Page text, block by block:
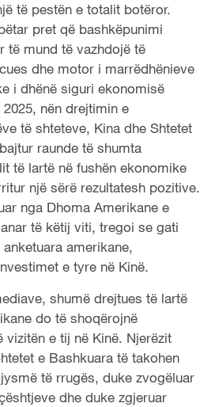
të pestën e totalit botëror.
pret që bashkëpunimi
të mund të vazhdojë të
dhe motor i marrëdhënieve
i dhënë siguri ekonomisë
nën drejtimin e
të shteteve, Kina dhe Shtetet
raunde të shumta
të lartë në fushën ekonomike
një sërë rezultatesh pozitive.
nga Dhoma Amerikane e
të këtij viti, tregoi se gati
amerikane,
e tyre në Kinë.
shumë drejtues të lartë
do të shoqërojnë
vizitën e tij në Kinë. Njerëzit
e Bashkuara të takohen
të rrugës, duke zvogëluar
dhe duke zgjeruar